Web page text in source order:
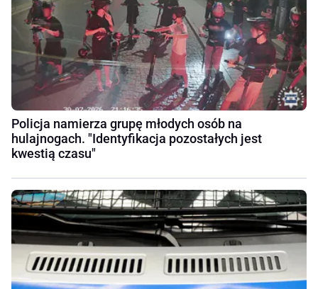
Policja namierza grupę młodych osób na
hulajnogach. "Identyfikacja pozostałych jest
kwestią czasu"